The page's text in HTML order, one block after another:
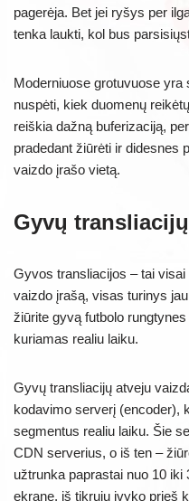
pagerėja. Bet jei ryšys per
tenka laukti, kol bus
Moderniuose grotuvuose yra
nuspėti, kiek duomenų
reiškia dažną buferizaciją,
pradedant žiūrėti ir didesnes
vaizdo įrašo vietą.
Gyvų
Gyvos transliacijos – tai
vaizdo įrašą, visas turinys
žiūrite gyvą futbolo
kuriamas realiu laiku.
Gyvų transliacijų atveju
kodavimo serverį (encoder),
segmentus realiu laiku. Šie
CDN serverius, o iš ten –
užtrunka paprastai nuo 10
ekrane, iš tikrųjų įvyko prieš